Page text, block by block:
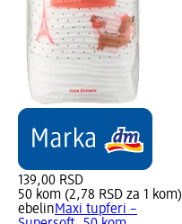
139,00 RSD
50 kom (2,78 RSD za 1 kom)
ebelinMaxi tupferi –